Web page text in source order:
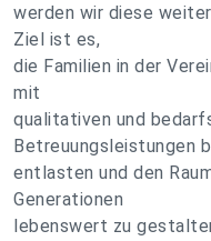
werden wir diese
Ziel ist es,
die Familien in der
mit
qualitativen und
Betreuungsleistungen
entlasten und den
Generationen
lebenswert zu